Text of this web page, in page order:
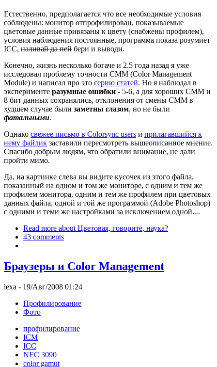
Естественно, предполагается что все необходимые условия
соблюдены: монитор отпрофилирован, показываемые
цветовые данные привязаны к цвету (снабжены профилем),
условия наблюдения постоянные, программа показа розумиет
ICC, наливай да пей бери и выводи.
Конечно, жизнь несколько богаче и 2.5 года назад я уже
исследовал проблему точности CMM (Color Management
Module) и написал про это серию статей. Но я наблюдал в
эксперименте разумные ошибки - 5-6, а для хороших CMM и
8 бит данных сохранялись, отклонения от смены CMM в
худшем случае были заметны глазом, но не были
фатальными.
Однако свежее письмо в Colorsync users и прилагавшийся к
нему файлик заставили пересмотреть вышеописанное мнение.
Спасибо добрым людям, что обратили внимание, не дали
пройти мимо.
Да, на картинке слева вы видите кусочек из этого файла,
показанный на одном и том же мониторе, с одним и тем же
профилем монитора, одним и тем же профилем при цветовых
данных файла, одной и той же программой (Adobe Photoshop)
с одними и теми же настройками за исключением одной....
Read more about Цветовая, говорите, наука?
43 comments
Браузеры и Color Management
lexa - 19/Авг/2008 01:24
Профилирование
Фото
профилирование
ICM
ICC
NEC 3090
color gamut